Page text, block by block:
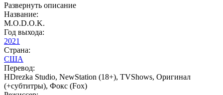
Развернуть описание
Название:
M.O.D.O.K.
Год выхода:
2021
Страна:
США
Перевод:
HDrezka Studio, NewStation (18+), TVShows, Оригинал
(+субтитры), Фокс (Fox)